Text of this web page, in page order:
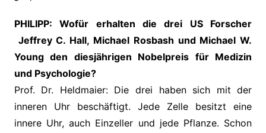
PHILIPP: Wofür erhalten die drei US Forscher
Jeffrey C. Hall, Michael Rosbash und Michael W.
Young den diesjährigen Nobelpreis für Medizin
und Psychologie?
Prof. Dr. Heldmaier: Die drei haben sich mit der
inneren Uhr beschäftigt. Jede Zelle besitzt eine
innere Uhr, auch Einzeller und jede Pflanze. Schon